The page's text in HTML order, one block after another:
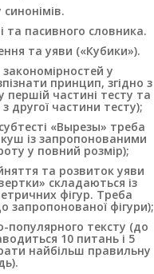
та пасивного словника.
та уяви («Кубики»).
у
принцип, згідно з
частині тесту та
другої частини тесту);
«Вырезы» треба
із запропонованими
у повний розмір);
та розвиток уяви
складаються із
фігур. Треба
запропонованої фігури);
популярного тексту (до
10 питань і 5
найбільш правильну